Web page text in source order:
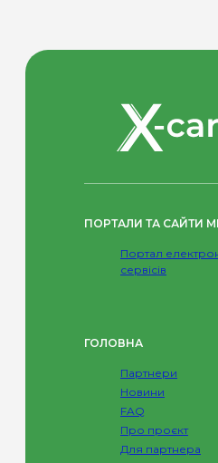
ПОРТАЛИ ТА САЙТИ
Портал
сервісів
ГОЛОВНА
Партнери
Новини
FAQ
Про проєкт
Для партнера